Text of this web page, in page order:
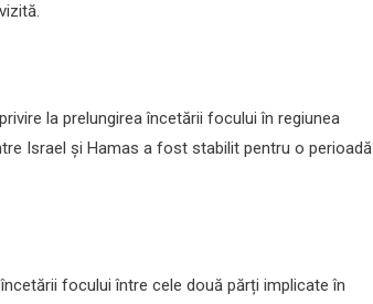
la prelungirea încetării focului în regiunea
Israel și Hamas a fost stabilit pentru o perioadă
focului între cele două părți implicate în